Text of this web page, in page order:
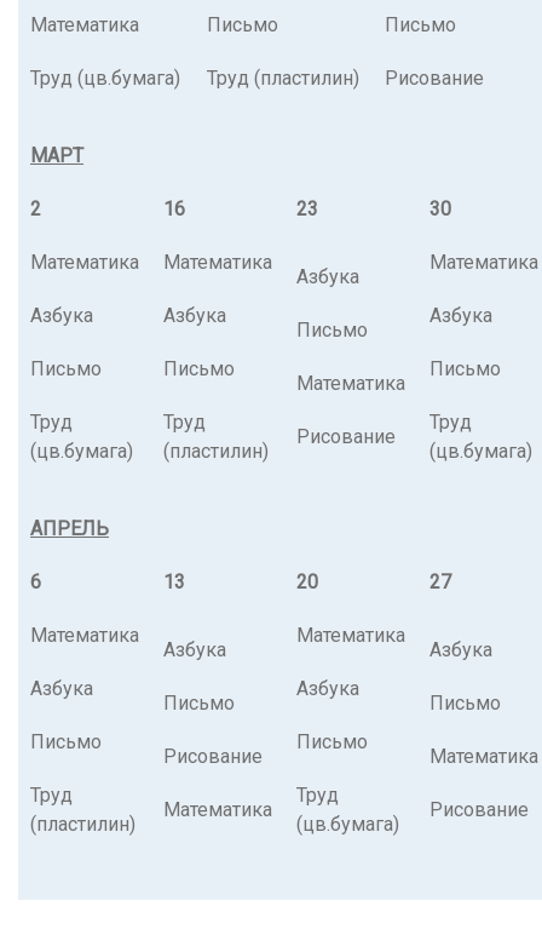
Математика
Труд (цв.бумага)
Письмо
Труд (пластилин)
Письмо
Рисование
МАРТ
2 16 23 30
Математика
Азбука
Письмо
Труд
(цв.бумага)
Математика
Азбука
Письмо
Труд
(пластилин)
Азбука
Письмо
Математика
Рисование
Математика
Азбука
Письмо
Труд
(цв.бумага)
АПРЕЛЬ
6 13 20 27
Математика
Азбука
Письмо
Труд
(пластилин)
Азбука
Письмо
Рисование
Математика
Математика
Азбука
Письмо
Труд
(цв.бумага)
Азбука
Письмо
Математика
Рисование